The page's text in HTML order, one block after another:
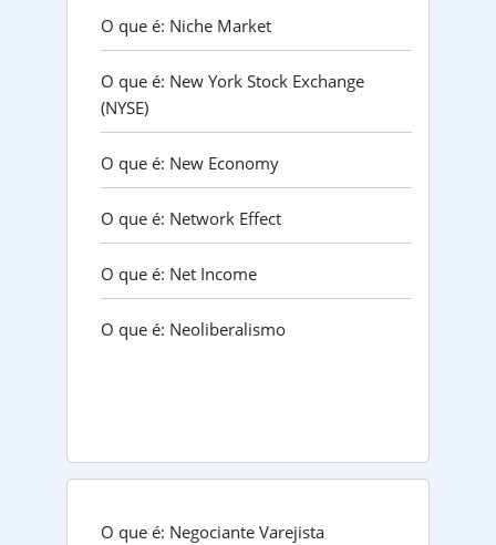
O que é: Niche Market
O que é: New York Stock Exchange
(NYSE)
O que é: New Economy
O que é: Network Effect
O que é: Net Income
O que é: Neoliberalismo
O que é: Negociante Varejista